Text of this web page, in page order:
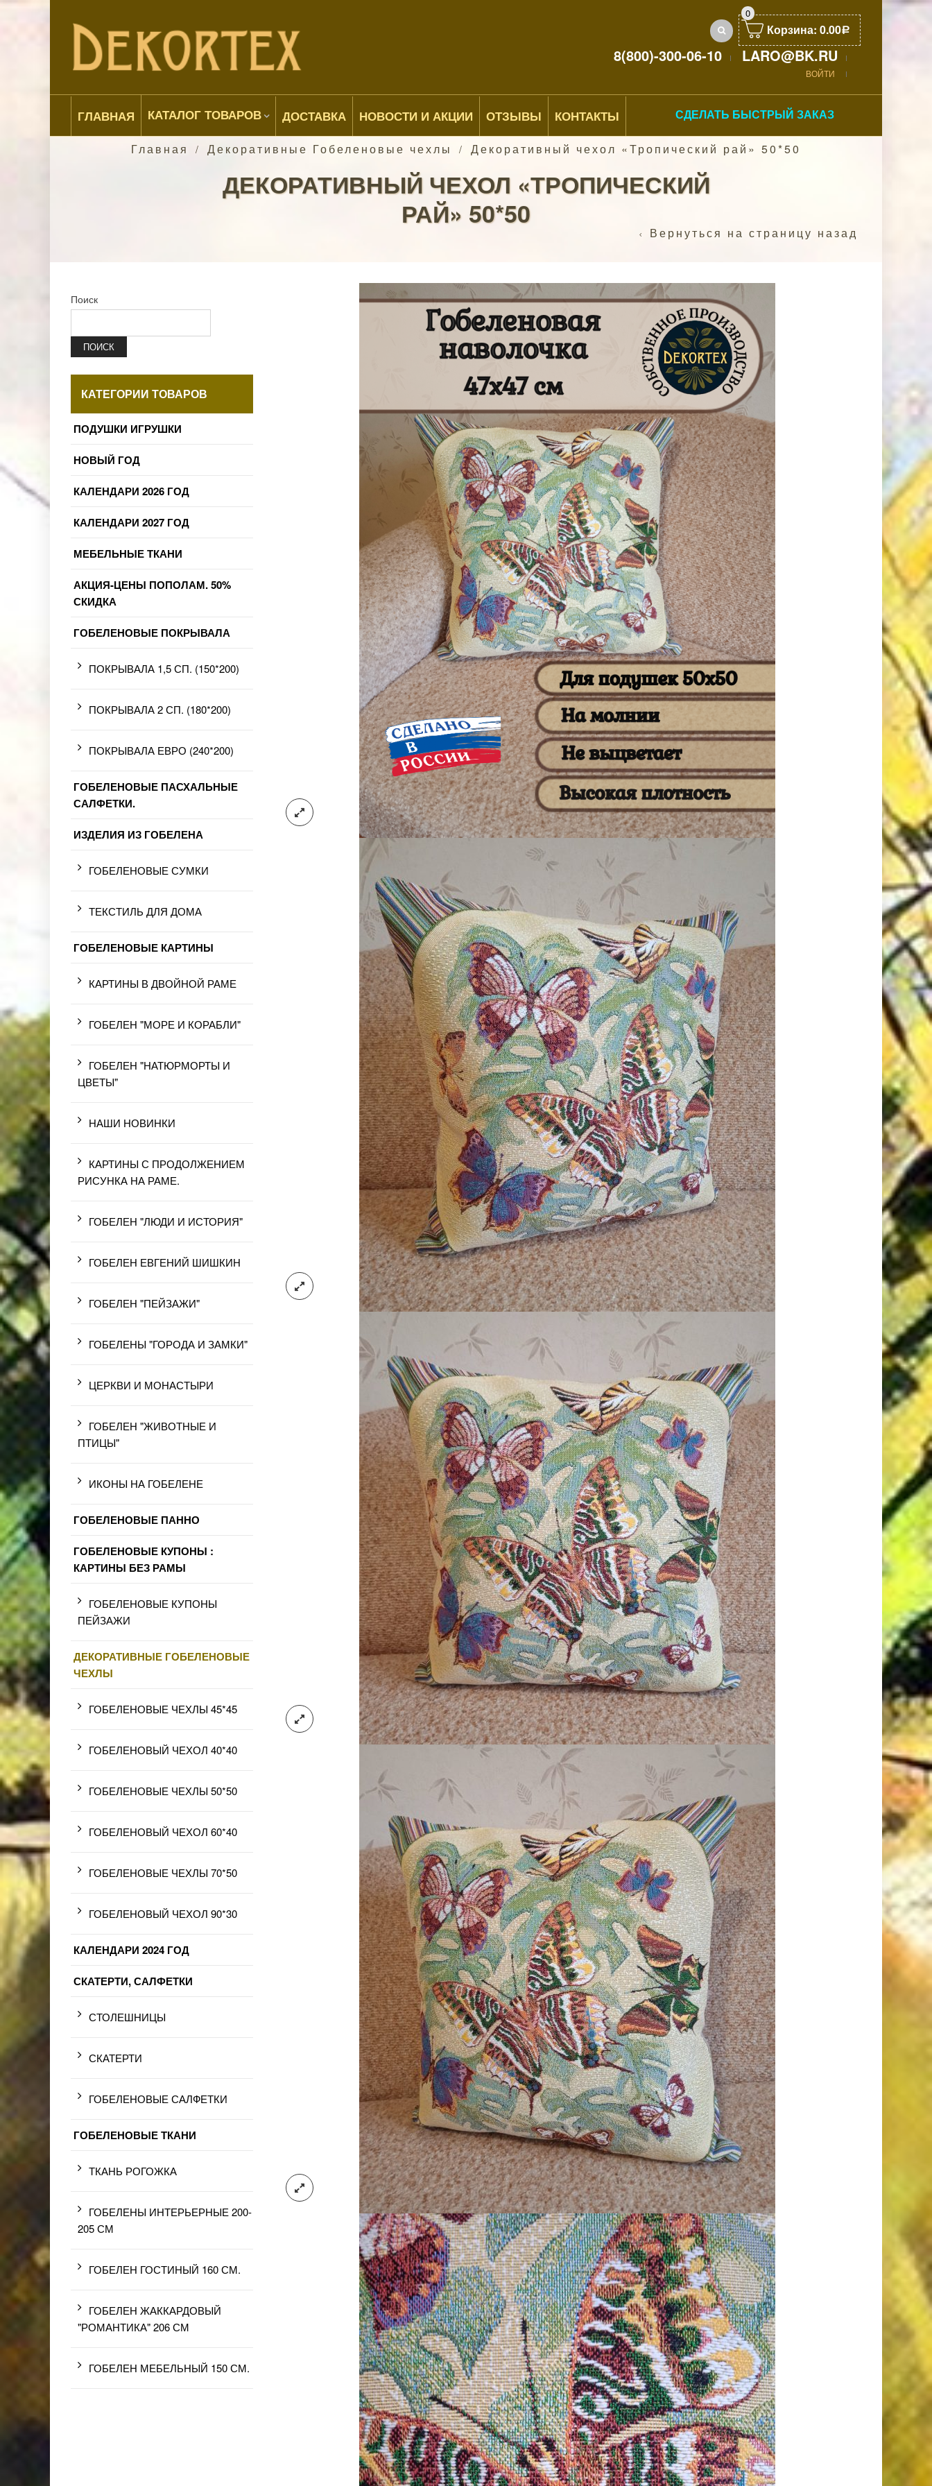
0
Корзина: 0.00Р
8(800)-300-06-10 LARO@BK.RU
ВОЙТИ
ГЛАВНАЯ КАТАЛОГ ТОВАРОВ ДОСТАВКА НОВОСТИ И АКЦИИ ОТЗЫВЫ КОНТАКТЫ СДЕЛАТЬ БЫСТРЫЙ ЗАКАЗ
Главная / Декоративные Гобеленовые чехлы / Декоративный чехол «Тропический рай» 50*50
ДЕКОРАТИВНЫЙ ЧЕХОЛ «ТРОПИЧЕСКИЙ
РАЙ» 50*50
Вернуться на страницу назад
Поиск
ПОИСК
КАТЕГОРИИ ТОВАРОВ
ПОДУШКИ ИГРУШКИ
НОВЫЙ ГОД
КАЛЕНДАРИ 2026 ГОД
КАЛЕНДАРИ 2027 ГОД
МЕБЕЛЬНЫЕ ТКАНИ
АКЦИЯ-ЦЕНЫ ПОПОЛАМ. 50%
СКИДКА
ГОБЕЛЕНОВЫЕ ПОКРЫВАЛА
ПОКРЫВАЛА 1,5 СП. (150*200)
ПОКРЫВАЛА 2 СП. (180*200)
ПОКРЫВАЛА ЕВРО (240*200)
ГОБЕЛЕНОВЫЕ ПАСХАЛЬНЫЕ
САЛФЕТКИ.
ИЗДЕЛИЯ ИЗ ГОБЕЛЕНА
ГОБЕЛЕНОВЫЕ СУМКИ
ТЕКСТИЛЬ ДЛЯ ДОМА
ГОБЕЛЕНОВЫЕ КАРТИНЫ
КАРТИНЫ В ДВОЙНОЙ РАМЕ
ГОБЕЛЕН "МОРЕ И КОРАБЛИ"
ГОБЕЛЕН "НАТЮРМОРТЫ И
ЦВЕТЫ"
НАШИ НОВИНКИ
КАРТИНЫ С ПРОДОЛЖЕНИЕМ
РИСУНКА НА РАМЕ.
ГОБЕЛЕН "ЛЮДИ И ИСТОРИЯ"
ГОБЕЛЕН ЕВГЕНИЙ ШИШКИН
ГОБЕЛЕН "ПЕЙЗАЖИ"
ГОБЕЛЕНЫ "ГОРОДА И ЗАМКИ"
ЦЕРКВИ И МОНАСТЫРИ
ГОБЕЛЕН "ЖИВОТНЫЕ И
ПТИЦЫ"
ИКОНЫ НА ГОБЕЛЕНЕ
ГОБЕЛЕНОВЫЕ ПАННО
ГОБЕЛЕНОВЫЕ КУПОНЫ :
КАРТИНЫ БЕЗ РАМЫ
ГОБЕЛЕНОВЫЕ КУПОНЫ
ПЕЙЗАЖИ
ДЕКОРАТИВНЫЕ ГОБЕЛЕНОВЫЕ
ЧЕХЛЫ
ГОБЕЛЕНОВЫЕ ЧЕХЛЫ 45*45
ГОБЕЛЕНОВЫЙ ЧЕХОЛ 40*40
ГОБЕЛЕНОВЫЕ ЧЕХЛЫ 50*50
ГОБЕЛЕНОВЫЙ ЧЕХОЛ 60*40
ГОБЕЛЕНОВЫЕ ЧЕХЛЫ 70*50
ГОБЕЛЕНОВЫЙ ЧЕХОЛ 90*30
КАЛЕНДАРИ 2024 ГОД
СКАТЕРТИ, САЛФЕТКИ
СТОЛЕШНИЦЫ
СКАТЕРТИ
ГОБЕЛЕНОВЫЕ САЛФЕТКИ
ГОБЕЛЕНОВЫЕ ТКАНИ
ТКАНЬ РОГОЖКА
ГОБЕЛЕНЫ ИНТЕРЬЕРНЫЕ 200-
205 СМ
ГОБЕЛЕН ГОСТИНЫЙ 160 СМ.
ГОБЕЛЕН ЖАККАРДОВЫЙ
"РОМАНТИКА" 206 СМ
ГОБЕЛЕН МЕБЕЛЬНЫЙ 150 СМ.